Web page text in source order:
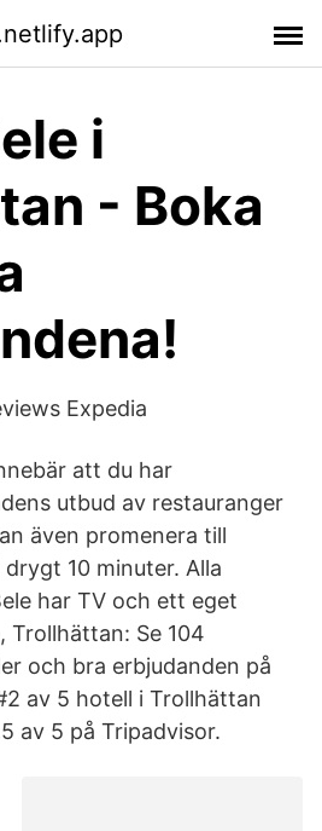
i
- Boka
Expedia
att du har
utbud av restauranger
även promenera till
10 minuter. Alla
har TV och ett eget
Trollhättan: Se 104
och bra erbjudanden på
av 5 hotell i Trollhättan
av 5 på Tripadvisor.